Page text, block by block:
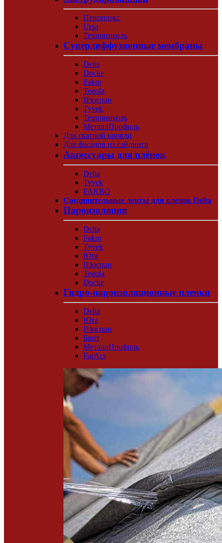
Пеноплэкс
Ursa
Технониколь
Супердиффузионные мембраны
Delta
Docke
Fakro
Tegola
Изоспан
Tyvek
Технониколь
МеталлПрофиль
Для скатной кровли
Для фасадов из сайдинга
Аксессуары для плёнок
Delta
Tyvek
FAKRO
Соединительные ленты для пленок Delta
Пароизоляция
Delta
Fakro
Tyvek
Юта
Изоспан
Tegola
Docke
Гидро-пароизоляционные пленки
Delta
Юта
Изоспан
Брит
МеталлПрофиль
FarAcs